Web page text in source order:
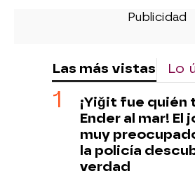
Las más vistas Lo
¡Yiğit fue quién
Ender al mar! El
muy
la policía
verdad